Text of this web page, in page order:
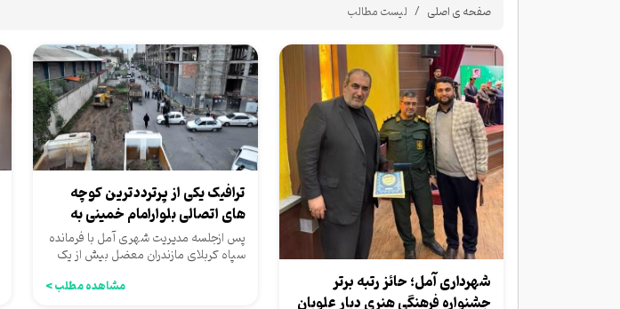
صفحه ی اصلی لیست مطالب
شهرداری آمل؛ حائز رتبه برتر
ترافیک یکی از پرترددترین کوچه
های اتصالی بلوارامام خمینی به
بلوارطالقانی...
پس ازجلسه مدیریت شهری آمل با فرمانده
سپاه کربلای مازندران معضل بیش از یک
مشاهده مطلب >